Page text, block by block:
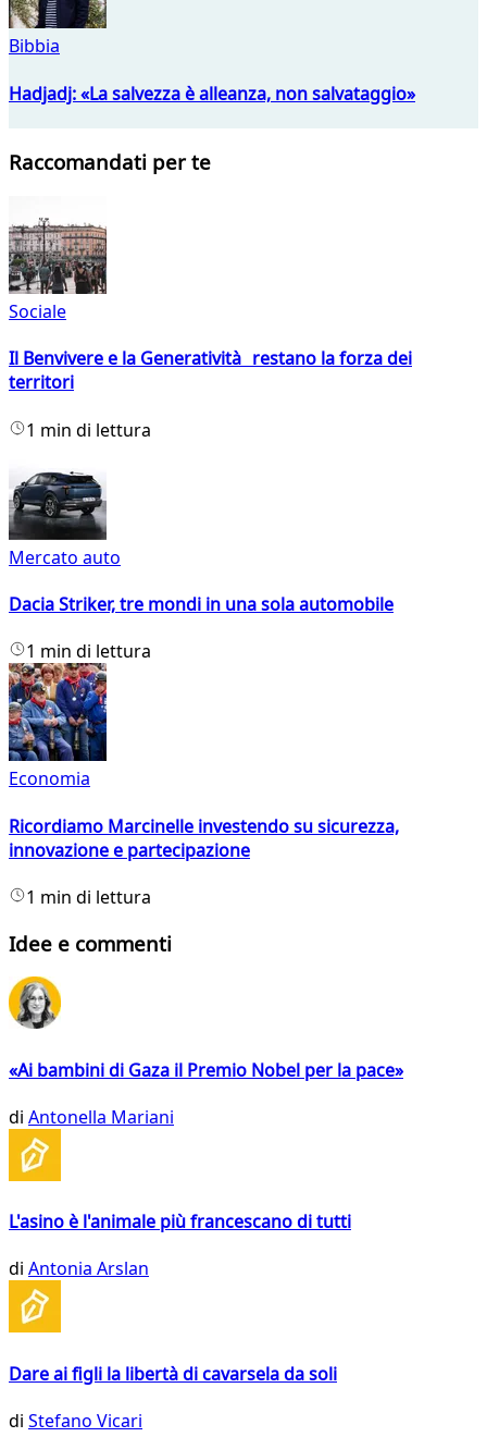
Bibbia
Hadjadj: «La salvezza è alleanza, non salvataggio»
Raccomandati per te
Sociale
Il Benvivere e la Generatività restano la forza dei
territori
1 min di lettura
Mercato auto
Dacia Striker, tre mondi in una sola automobile
1 min di lettura
Economia
Ricordiamo Marcinelle investendo su sicurezza,
innovazione e partecipazione
1 min di lettura
Idee e commenti
«Ai bambini di Gaza il Premio Nobel per la pace»
di Antonella Mariani
L'asino è l'animale più francescano di tutti
di Antonia Arslan
Dare ai figli la libertà di cavarsela da soli
di Stefano Vicari